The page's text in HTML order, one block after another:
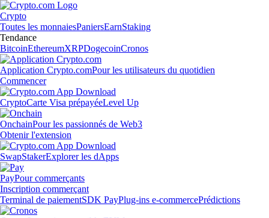
Crypto
Toutes les monnaiesPaniersEarnStaking
Tendance
BitcoinEthereumXRPDogecoinCronos
Application Crypto.comPour les utilisateurs du quotidien
Commencer
CryptoCarte Visa prépayéeLevel Up
OnchainPour les passionnés de Web3
Obtenir l'extension
SwapStakerExplorer les dApps
PayPour commerçants
Inscription commerçant
Terminal de paiementSDK PayPlug-ins e-commercePrédictions